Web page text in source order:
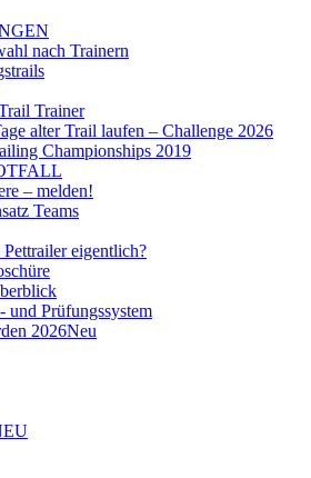
nach Trainern
Trainer
alter Trail laufen – Challenge 2026
Championships 2019
– melden!
Teams
Pettrailer eigentlich?
und Prüfungssystem
2026Neu